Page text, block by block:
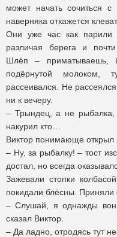
может начать сочиться
наверняка откажется
Они уже час как парили
различая берега и
Шлёп – приматываешь,
подёрнутой молоком,
рассеивался. Не
ни к вечеру.
– Трындец, а не
накурил кто…
Виктор понимающе открыл
– Ну, за рыбалку! – тост
достал, но всегда
Зажевали стопки
покидали блёсны. Приняли
– Слушай, я однажды вон
сказал Виктор.
– Да ладно, отродясь тут